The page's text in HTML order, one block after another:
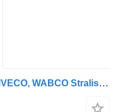
Главен вентил за сопирање IVECO, WABCO Stralis (01.02-) 4728800300 за камион влекач IVECO Stralis (01.02-)